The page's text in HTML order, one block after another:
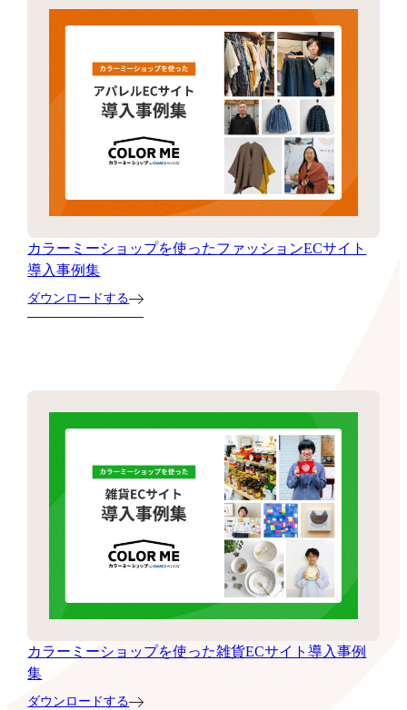
カラーミーショップを使ったファッションECサイト
導入事例集
ダウンロードする
カラーミーショップを使った雑貨ECサイト導入事例
集
ダウンロードする